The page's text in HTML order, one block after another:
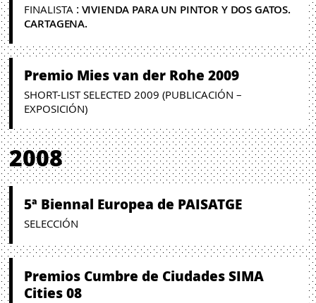
FINALISTA: VIVIENDA PARA UN PINTOR Y DOS GATOS.
CARTAGENA.
Premio Mies van der Rohe 2009
SHORT-LIST SELECTED 2009 (PUBLICACIÓN –
EXPOSICIÓN)
2008
5ª Biennal Europea de PAISATGE
SELECCIÓN
Premios Cumbre de Ciudades SIMA
Cities 08